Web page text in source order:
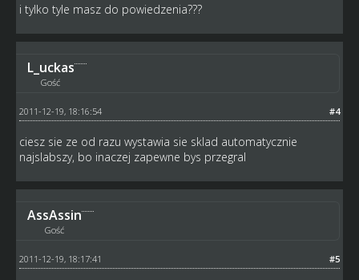
i tylko tyle masz do powiedzenia???
L_uckas
Gość
#4
2011-12-19, 18:16:54
ciesz sie ze od razu wystawia sie sklad automatycznie
najslabszy, bo inaczej zapewne bys przegral
AssAssin
Gość
#5
2011-12-19, 18:17:41